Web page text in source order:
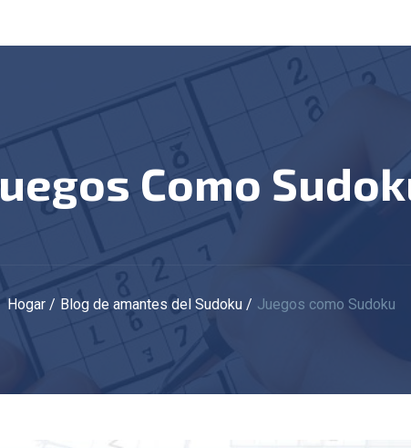
Juegos Como
Hogar Blog de amantes del Sudoku Juegos como Sudoku